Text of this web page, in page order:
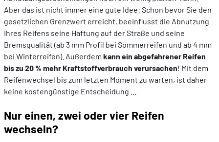
Aber das ist nicht immer eine gute Idee: Schon bevor Sie den
gesetzlichen Grenzwert erreicht, beeinflusst die Abnutzung
Ihres Reifens seine Haftung auf der Straße und seine
Bremsqualität (ab 3 mm Profil bei Sommerreifen und ab 4 mm
bei Winterreifen). Außerdem kann ein abgefahrener Reifen
bis zu 20 % mehr Kraftstoffverbrauch verursachen! Mit dem
Reifenwechsel bis zum letzten Moment zu warten, ist daher
keine kostengünstige Entscheidung …
Nur einen, zwei oder vier Reifen
wechseln?